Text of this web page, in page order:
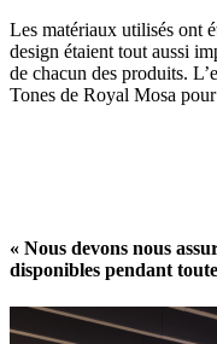
Les matériaux utilisés ont
design étaient tout aussi
de chacun des produits.
Tones de Royal Mosa
« Nous devons nous
disponibles pendant